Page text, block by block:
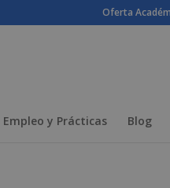
Oferta
Empleo y Prácticas Blog